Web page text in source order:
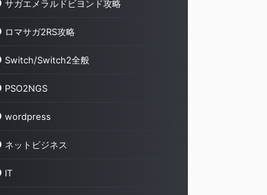
サガエメラルドビヨンド攻略
ロマサガ2RS攻略
Switch/Switch2全般
PSO2NGS
wordpress
ネットビジネス
IT